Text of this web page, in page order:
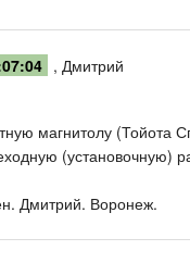
, Дмитрий
магнитолу (Тойота
(установочную)
Дмитрий. Воронеж.